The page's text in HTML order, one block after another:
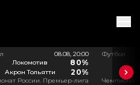
08.08, 20:00
Локомотив
80%
Акрон Тольятти 20%
России. Премьер-лига
Футбол
Чемпионат